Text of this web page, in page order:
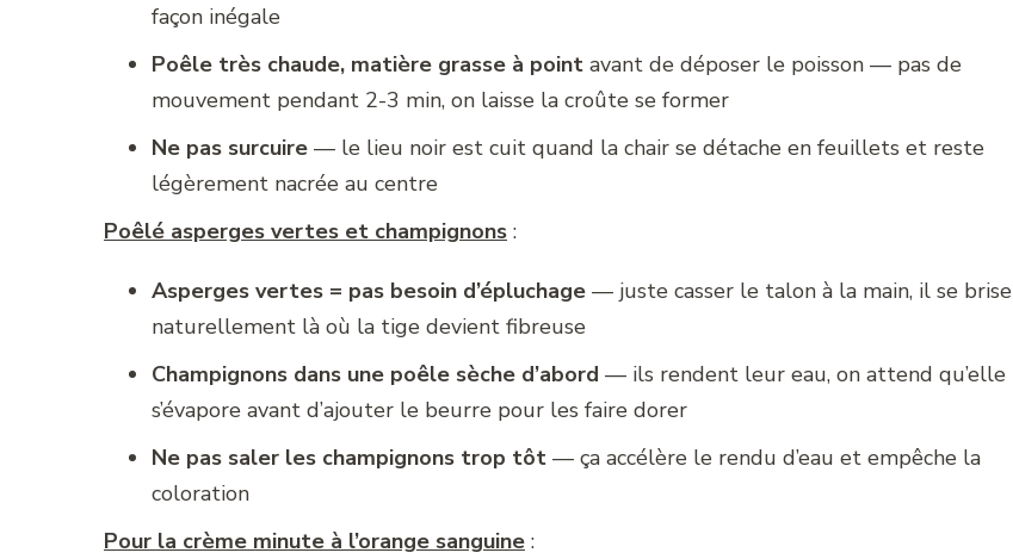
façon inégale
Poêle très chaude, matière grasse à point avant de déposer le poisson — pas de
mouvement pendant 2-3 min, on laisse la croûte se former
Ne pas surcuire — le lieu noir est cuit quand la chair se détache en feuillets et reste
légèrement nacrée au centre
Poêlé asperges vertes et champignons :
Asperges vertes = pas besoin d’épluchage — juste casser le talon à la main, il se brise
naturellement là où la tige devient fibreuse
Champignons dans une poêle sèche d’abord — ils rendent leur eau, on attend qu’elle
s’évapore avant d’ajouter le beurre pour les faire dorer
Ne pas saler les champignons trop tôt — ça accélère le rendu d’eau et empêche la
coloration
Pour la crème minute à l’orange sanguine :